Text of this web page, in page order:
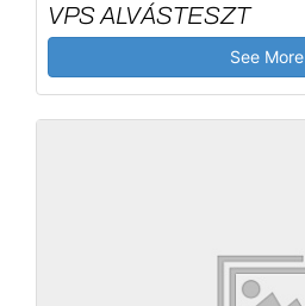
VPS ALVÁSTESZT
See More